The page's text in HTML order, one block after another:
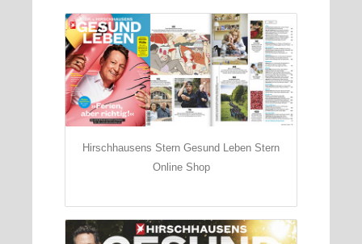
Hirschhausens Stern Gesund Leben Stern
Online Shop